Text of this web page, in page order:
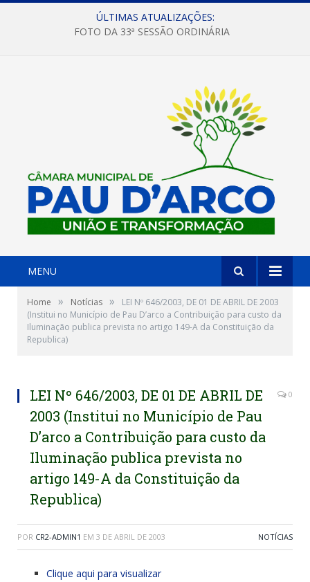
ÚLTIMAS ATUALIZAÇÕES:
FOTO DA 33ª SESSÃO ORDINÁRIA
MENU
Home » Notícias »
LEI Nº 646/2003, DE 01 DE ABRIL DE 2003
(Institui no Município de Pau D’arco a Contribuição para custo da
Iluminação publica prevista no artigo 149-A da Constituição da
Republica)
LEI Nº 646/2003, DE 01 DE ABRIL DE
2003 (Institui no Município de Pau
D’arco a Contribuição para custo da
Iluminação publica prevista no
artigo 149-A da Constituição da
Republica)
0
POR CR2-ADMIN1 EM 3 DE ABRIL DE 2003 NOTÍCIAS
Clique aqui para visualizar